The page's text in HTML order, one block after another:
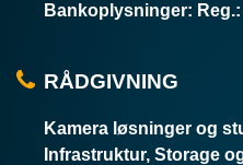
Bankoplysninger:
RÅDGIVNING
Kamera løsninger og
Infrastruktur, Storage